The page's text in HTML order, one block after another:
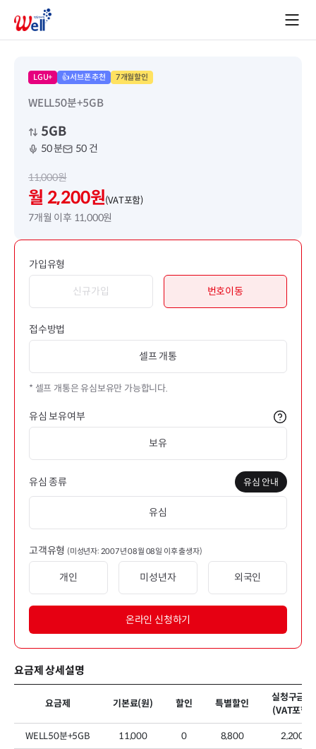
LGU+ 👍서브폰 추천 7개월할인
WELL50분+5GB
5GB
50 분 50 건
11,000원
월 2,200원(VAT포함)
7개월 이후 11,000원
가입유형
신규가입 번호이동
접수방법
셀프 개통
* 셀프 개통은 유심보유만 가능합니다.
유심 보유여부
보유
유심 종류 유심 안내
유심
고객유형 (미성년자: 2007년 08월 08일 이후 출생자)
개인 미성년자 외국인
온라인 신청하기
요금제 상세설명
요금제 기본료(원) 할인 특별할인
실청구금액
(VAT포함)
WELL50분+5GB 11,000 0 8,800 2,200